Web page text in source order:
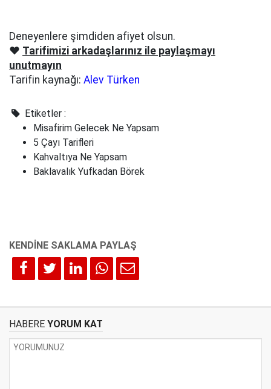
Deneyenlere şimdiden afiyet olsun.
❤️ Tarifimizi arkadaşlarınız ile paylaşmayı
unutmayın
Tarifin kaynağı: Alev Türken
Etiketler :
Misafirim Gelecek Ne Yapsam
5 Çayı Tarifleri
Kahvaltıya Ne Yapsam
Baklavalık Yufkadan Börek
HABERE YORUM KAT